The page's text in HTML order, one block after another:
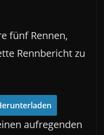
fünf Rennen,
Rennbericht zu
aufregenden